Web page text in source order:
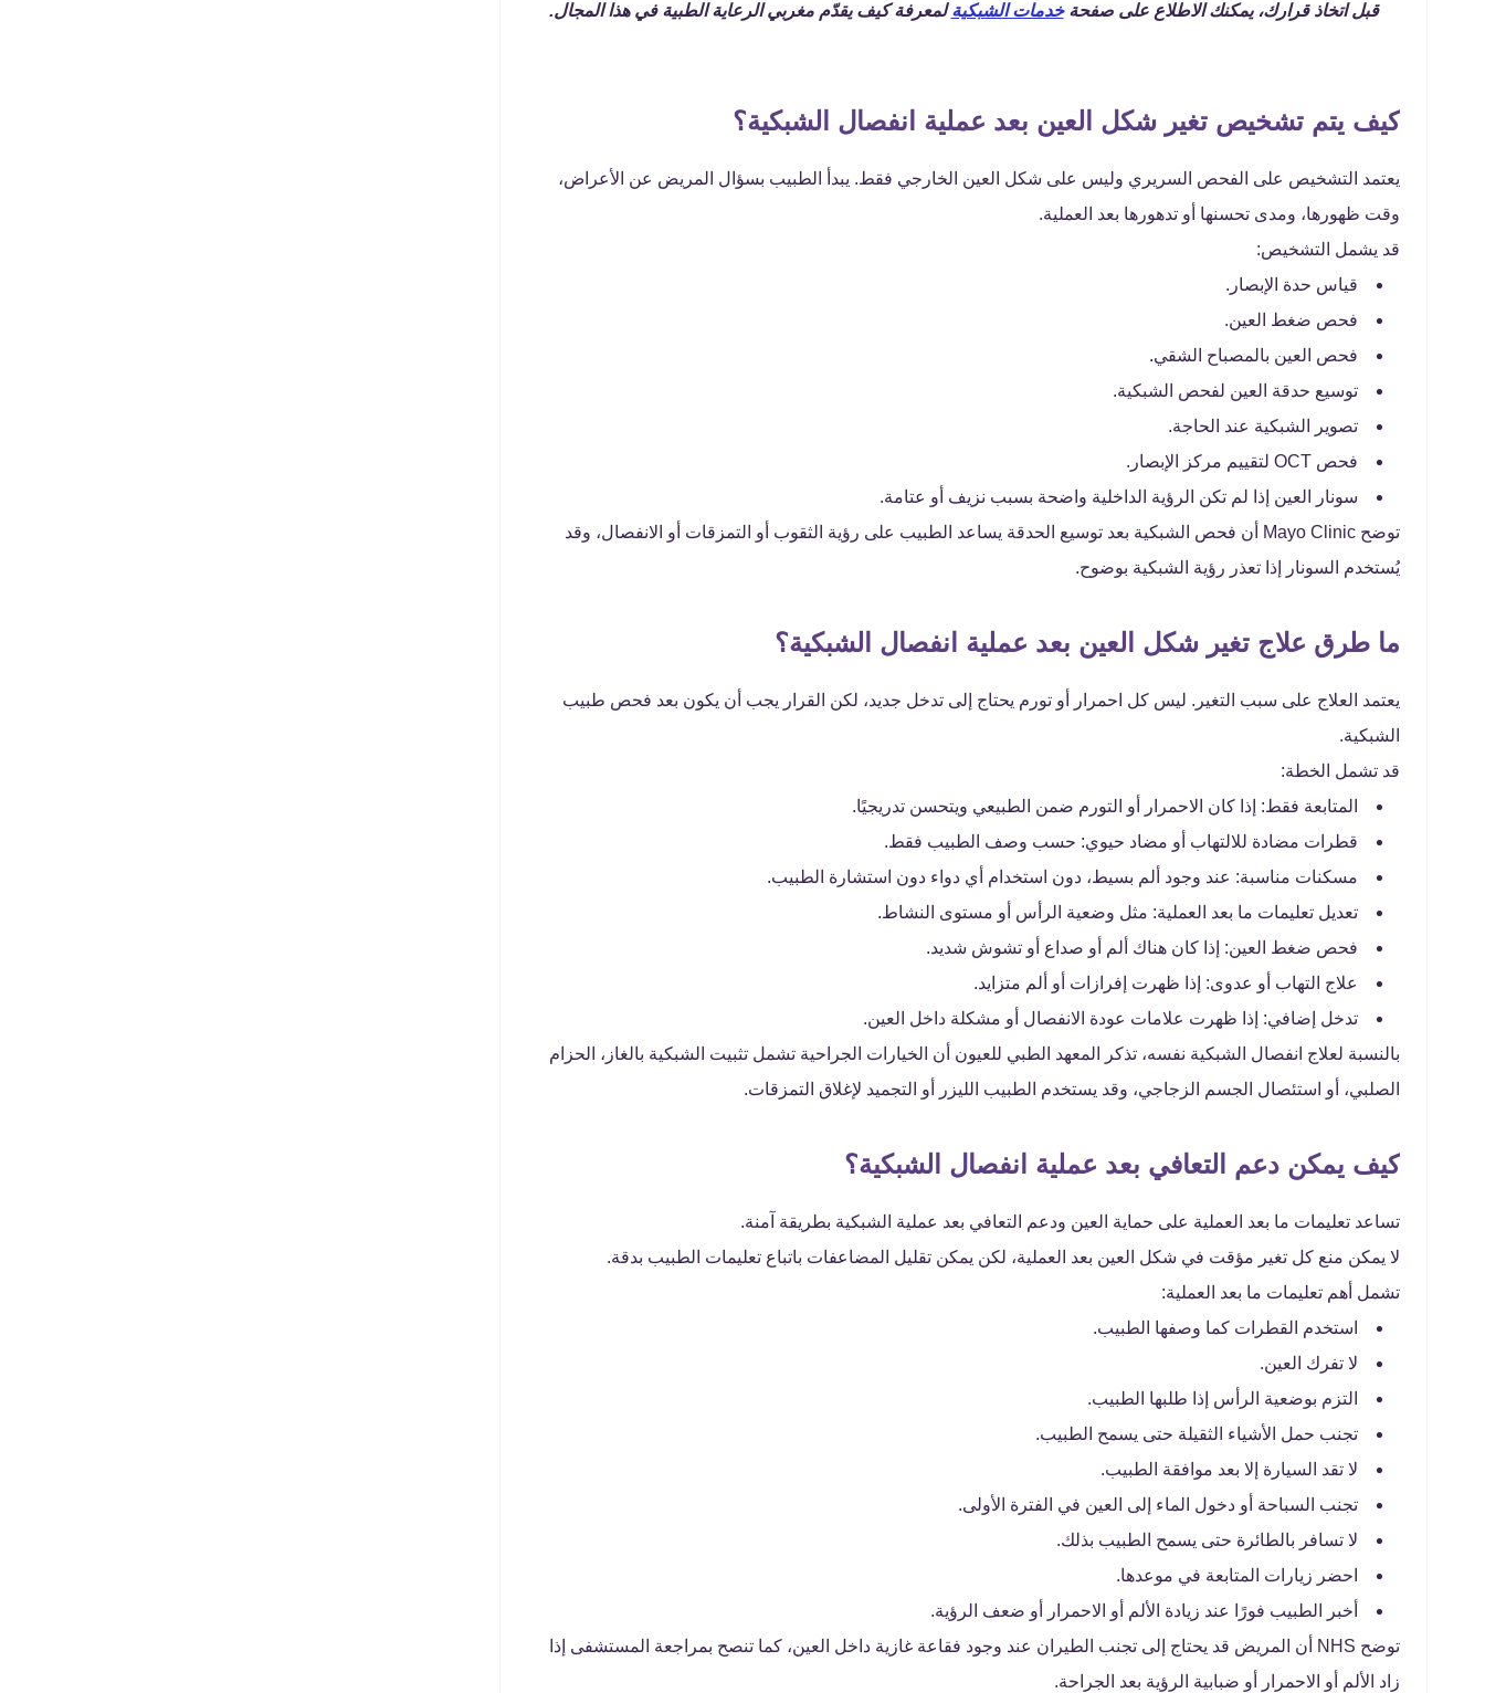
قبل اتخاذ قرارك، يمكنك الاطلاع على صفحةخدمات الشبكيةلمعرفة كيف يقدّم مغربي الرعاية الطبية في هذا المجال.
كيف يتم تشخيص تغير شكل العين بعد عملية انفصال الشبكية؟
يعتمد التشخيص على الفحص السريري وليس على شكل العين الخارجي فقط. يبدأ الطبيب بسؤال المريض عن الأعراض،
وقت ظهورها، ومدى تحسنها أو تدهورها بعد العملية.
قد يشمل التشخيص:
قياس حدة الإبصار.
فحص ضغط العين.
فحص العين بالمصباح الشقي.
توسيع حدقة العين لفحص الشبكية.
تصوير الشبكية عند الحاجة.
فحص OCT لتقييم مركز الإبصار.
سونار العين إذا لم تكن الرؤية الداخلية واضحة بسبب نزيف أو عتامة.
توضح Mayo Clinic أن فحص الشبكية بعد توسيع الحدقة يساعد الطبيب على رؤية الثقوب أو التمزقات أو الانفصال، وقد
يُستخدم السونار إذا تعذر رؤية الشبكية بوضوح.
ما طرق علاج تغير شكل العين بعد عملية انفصال الشبكية؟
يعتمد العلاج على سبب التغير. ليس كل احمرار أو تورم يحتاج إلى تدخل جديد، لكن القرار يجب أن يكون بعد فحص طبيب
الشبكية.
قد تشمل الخطة:
المتابعة فقط: إذا كان الاحمرار أو التورم ضمن الطبيعي ويتحسن تدريجيًا.
قطرات مضادة للالتهاب أو مضاد حيوي: حسب وصف الطبيب فقط.
مسكنات مناسبة: عند وجود ألم بسيط، دون استخدام أي دواء دون استشارة الطبيب.
تعديل تعليمات ما بعد العملية: مثل وضعية الرأس أو مستوى النشاط.
فحص ضغط العين: إذا كان هناك ألم أو صداع أو تشوش شديد.
علاج التهاب أو عدوى: إذا ظهرت إفرازات أو ألم متزايد.
تدخل إضافي: إذا ظهرت علامات عودة الانفصال أو مشكلة داخل العين.
بالنسبة لعلاج انفصال الشبكية نفسه، تذكر المعهد الطبي للعيون أن الخيارات الجراحية تشمل تثبيت الشبكية بالغاز، الحزام
الصلبي، أو استئصال الجسم الزجاجي، وقد يستخدم الطبيب الليزر أو التجميد لإغلاق التمزقات.
كيف يمكن دعم التعافي بعد عملية انفصال الشبكية؟
تساعد تعليمات ما بعد العملية على حماية العين ودعم التعافي بعد عملية الشبكية بطريقة آمنة.
لا يمكن منع كل تغير مؤقت في شكل العين بعد العملية، لكن يمكن تقليل المضاعفات باتباع تعليمات الطبيب بدقة.
تشمل أهم تعليمات ما بعد العملية:
استخدم القطرات كما وصفها الطبيب.
لا تفرك العين.
التزم بوضعية الرأس إذا طلبها الطبيب.
تجنب حمل الأشياء الثقيلة حتى يسمح الطبيب.
لا تقد السيارة إلا بعد موافقة الطبيب.
تجنب السباحة أو دخول الماء إلى العين في الفترة الأولى.
لا تسافر بالطائرة حتى يسمح الطبيب بذلك.
احضر زيارات المتابعة في موعدها.
أخبر الطبيب فورًا عند زيادة الألم أو الاحمرار أو ضعف الرؤية.
توضح NHS أن المريض قد يحتاج إلى تجنب الطيران عند وجود فقاعة غازية داخل العين، كما تنصح بمراجعة المستشفى إذا
زاد الألم أو الاحمرار أو ضبابية الرؤية بعد الجراحة.